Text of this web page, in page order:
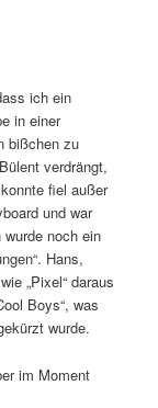
ich ein
in einer
bißchen zu
verdrängt,
fiel außer
und war
noch ein
Hans,
„Pixel“ daraus
Boys“, was
wurde.
im Moment